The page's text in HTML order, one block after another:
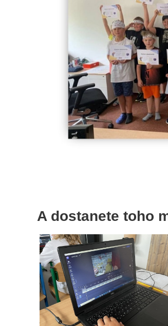
A dostanete toho